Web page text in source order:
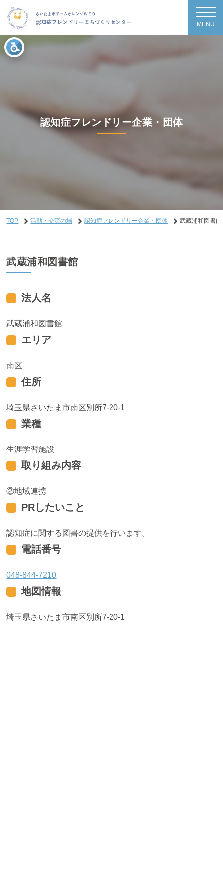
MENU
認知症フレンドリー企業・団体
TOP 活動・交流の場 認知症フレンドリー企業・団体 武蔵浦和図書館
武蔵浦和図書館
法人名
武蔵浦和図書館
エリア
南区
住所
埼玉県さいたま市南区別所7-20-1
業種
生涯学習施設
取り組み内容
地域連携
PRしたいこと
認知症に関する図書の提供を行います。
電話番号
048-844-7210
地図情報
埼玉県さいたま市南区別所7-20-1